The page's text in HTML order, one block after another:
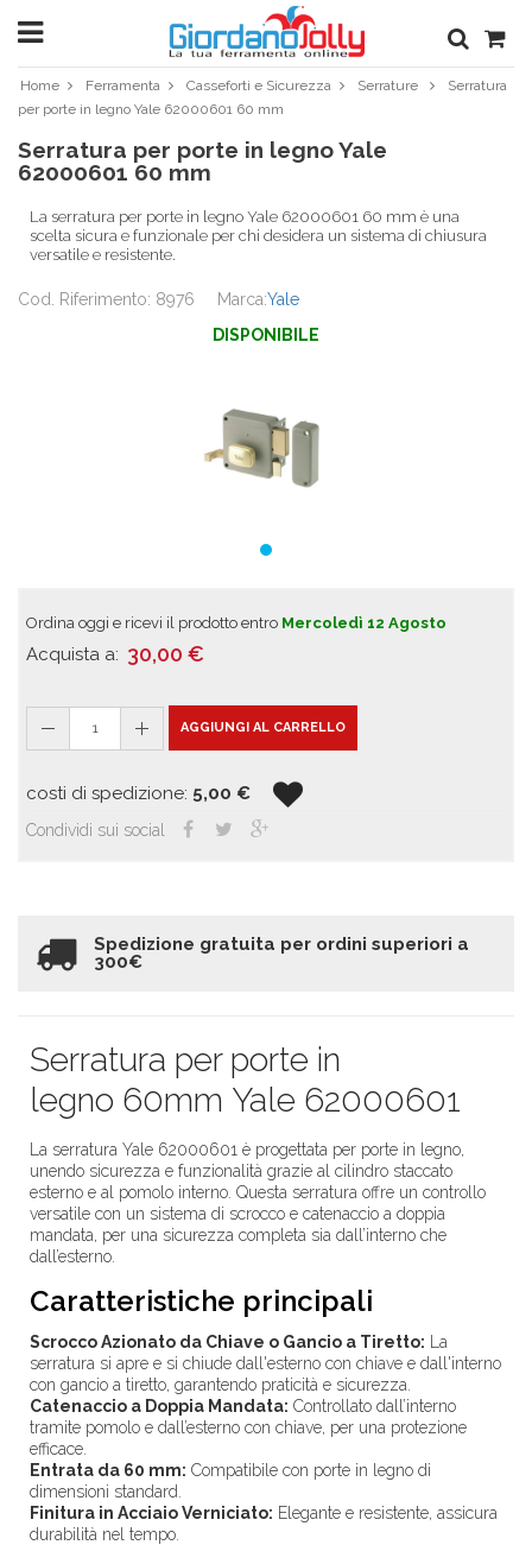
Home Ferramenta Casseforti e Sicurezza Serrature
Serratura
per porte in legno Yale 62000601 60 mm
Serratura per porte in legno Yale
62000601 60 mm
La serratura per porte in legno Yale 62000601 60 mm è una
scelta sicura e funzionale per chi desidera un sistema di chiusura
versatile e resistente.
Cod. Riferimento: 8976 Marca:Yale
DISPONIBILE
Ordina oggi e ricevi il prodotto entro Mercoledì 12 Agosto
Acquista a: 30,00 €
1 AGGIUNGI AL CARRELLO
costi di spedizione: 5,00 €
Condividi sui social
Spedizione gratuita per ordini superiori a
300€
Serratura per porte in
legno 60mm Yale 62000601
La serratura Yale 62000601 è progettata per porte in legno,
unendo sicurezza e funzionalità grazie al cilindro staccato
esterno e al pomolo interno. Questa serratura offre un controllo
versatile con un sistema di scrocco e catenaccio a doppia
mandata, per una sicurezza completa sia dall’interno che
dall’esterno.
Caratteristiche principali
Scrocco Azionato da Chiave o Gancio a Tiretto: La
serratura si apre e si chiude dall'esterno con chiave e dall'interno
con gancio a tiretto, garantendo praticità e sicurezza.
Catenaccio a Doppia Mandata: Controllato dall’interno
tramite pomolo e dall’esterno con chiave, per una protezione
efficace.
Entrata da 60 mm: Compatibile con porte in legno di
dimensioni standard.
Finitura in Acciaio Verniciato: Elegante e resistente, assicura
durabilità nel tempo.